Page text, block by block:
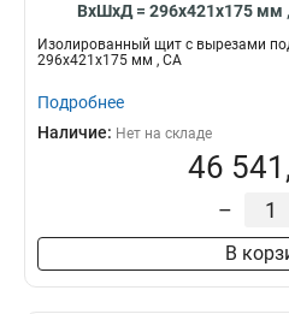
ВхШхД = 296x421x175 мм
Изолированный щит с вырезами
296x421x175 мм , СА
Подробнее
Наличие: Нет на складе
46
–
В